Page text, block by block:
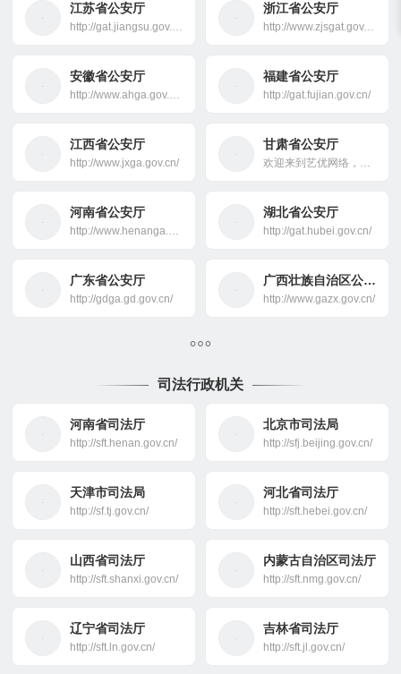
江苏省公安厅
http://gat.jiangsu.gov.cn/
浙江省公安厅
http://www.zjsgat.gov.cn/
安徽省公安厅
http://www.ahga.gov.cn/
福建省公安厅
http://gat.fujian.gov.cn/
江西省公安厅
http://www.jxga.gov.cn/
甘肃省公安厅
欢迎来到艺优网络，您的全方位IT资讯与技术支持平台。我们提供专业的测评解析、Surface镜像下载、电脑和手机维修服务，以及网站建设和博客美化指导。探索丰富的资源库，包括软件、音乐、MV和字体下载，以及热门的WordPress插件和主题。无论是提升您的技术知识还是改善您的网站体验，艺优网是您理想的选择！
河南省公安厅
http://www.henanga.gov.cn/
湖北省公安厅
http://gat.hubei.gov.cn/
广东省公安厅
http://gdga.gd.gov.cn/
广西壮族自治区公安厅
http://www.gazx.gov.cn/
司法行政机关
河南省司法厅
http://sft.henan.gov.cn/
北京市司法局
http://sfj.beijing.gov.cn/
天津市司法局
http://sf.tj.gov.cn/
河北省司法厅
http://sft.hebei.gov.cn/
山西省司法厅
http://sft.shanxi.gov.cn/
内蒙古自治区司法厅
http://sft.nmg.gov.cn/
辽宁省司法厅
http://sft.ln.gov.cn/
吉林省司法厅
http://sft.jl.gov.cn/